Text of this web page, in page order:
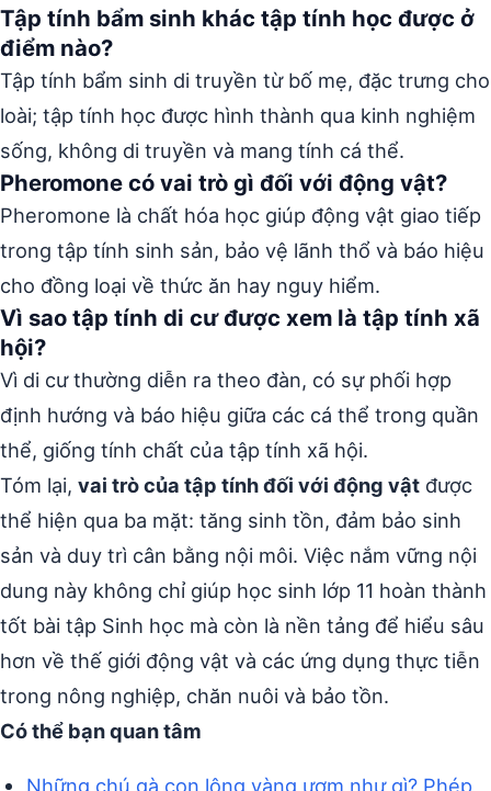
Tập tính bẩm sinh khác tập tính học được ở
điểm nào?
Tập tính bẩm sinh di truyền từ bố mẹ, đặc trưng cho
loài; tập tính học được hình thành qua kinh nghiệm
sống, không di truyền và mang tính cá thể.
Pheromone có vai trò gì đối với động vật?
Pheromone là chất hóa học giúp động vật giao tiếp
trong tập tính sinh sản, bảo vệ lãnh thổ và báo hiệu
cho đồng loại về thức ăn hay nguy hiểm.
Vì sao tập tính di cư được xem là tập tính xã
hội?
Vì di cư thường diễn ra theo đàn, có sự phối hợp
định hướng và báo hiệu giữa các cá thể trong quần
thể, giống tính chất của tập tính xã hội.
Tóm lại, vai trò của tập tính đối với động vật được
thể hiện qua ba mặt: tăng sinh tồn, đảm bảo sinh
sản và duy trì cân bằng nội môi. Việc nắm vững nội
dung này không chỉ giúp học sinh lớp 11 hoàn thành
tốt bài tập Sinh học mà còn là nền tảng để hiểu sâu
hơn về thế giới động vật và các ứng dụng thực tiễn
trong nông nghiệp, chăn nuôi và bảo tồn.
Có thể bạn quan tâm
Những chú gà con lông vàng ươm như gì? Phép